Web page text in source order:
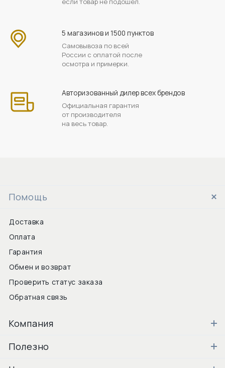
5 магазинов и 1500 пунктов
Самовывоза по всей
России с оплатой после
осмотра и примерки.
Авторизованный дилер всех брендов
Официальная гарантия
от производителя
на весь товар.
Помощь
Доставка
Оплата
Гарантия
Обмен и возврат
Проверить статус заказа
Обратная связь
Компания
Полезно